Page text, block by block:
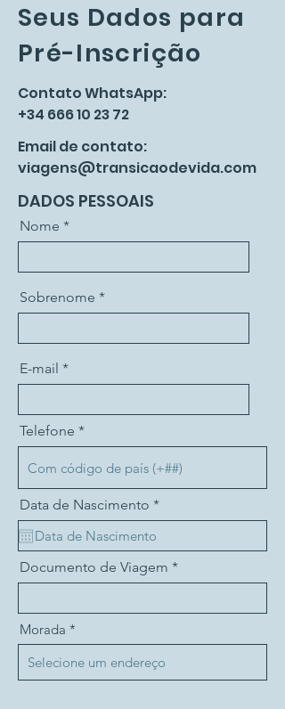
Seus Dados para
Pré-Inscrição
Contato WhatsApp:
+34 666 10 23 72
Email de contato:
viagens@transicaodevida.com
DADOS PESSOAIS
Nome
Sobrenome
E-mail
Telefone
Data de Nascimento *r
e
u
r
e
Documento de Viagem
Morada